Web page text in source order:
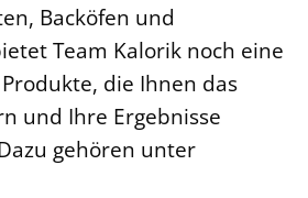
Backöfen und
Team Kalorik noch eine
die Ihnen das
und Ihre Ergebnisse
gehören unter